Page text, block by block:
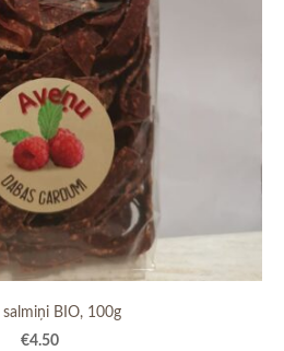
BIO, 100g
€4.50